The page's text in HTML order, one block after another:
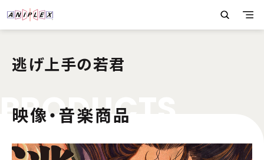
逃げ上手の若君
PRODUC
映像・音楽商品